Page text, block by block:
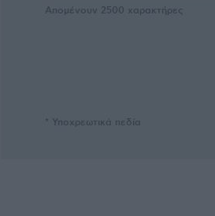
Απομένουν 2500 χαρακτήρες
* Υποχρεωτικά πεδία